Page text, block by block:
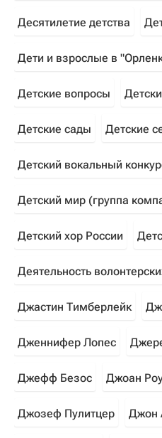
Десятилетие детства
Дети и взрослые в
Детские вопросы
Детские сады Детские
Детский вокальный
Детский мир (группа
Детский хор России
Деятельность
Джастин Тимберлейк
Дженнифер Лопес
Джефф Безос Джоан
Джозеф Пулитцер Джон